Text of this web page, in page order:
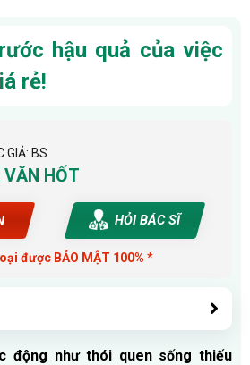
hậu quả của việc
rẻ!
GIẢ: BS
VĂN HỐT
HỎI BÁC SĨ
được BẢO MẬT 100% *
động như thói quen sống thiếu